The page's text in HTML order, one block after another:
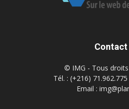
Contact
© IMG - Tous
Tél. : (+216)
Email :